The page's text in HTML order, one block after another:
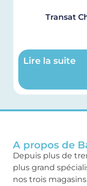
Transat
Lire la suite
A propos de
Depuis plus de
plus grand
nos trois